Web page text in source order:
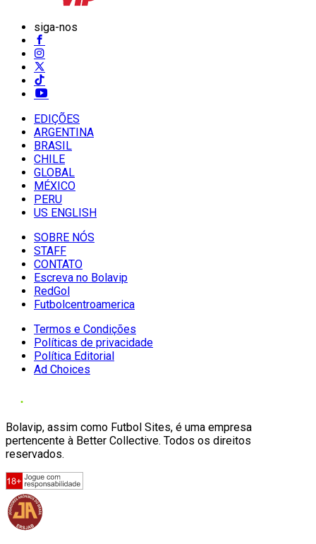
siga-nos
EDIÇÕES
ARGENTINA
BRASIL
CHILE
GLOBAL
MÉXICO
PERU
US ENGLISH
SOBRE NÓS
STAFF
CONTATO
Escreva no Bolavip
RedGol
Futbolcentroamerica
Termos e Condições
Políticas de privacidade
Política Editorial
Ad Choices
Bolavip, assim como Futbol Sites, é uma empresa
pertencente à Better Collective. Todos os direitos
reservados.